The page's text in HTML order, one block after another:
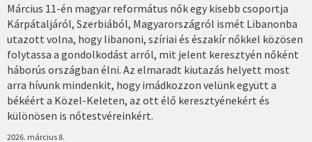
Március 11-én magyar református nők egy kisebb csoportja
Kárpátaljáról, Szerbiából, Magyarországról ismét Libanonba
utazott volna, hogy libanoni, szíriai és északír nőkkel közösen
folytassa a gondolkodást arról, mit jelent keresztyén nőként
háborús országban élni. Az elmaradt kiutazás helyett most
arra hívunk mindenkit, hogy imádkozzon velünk együtt a
békéért a Közel-Keleten, az ott élő keresztyénekért és
különösen is nőtestvéreinkért.
2026. március 8.